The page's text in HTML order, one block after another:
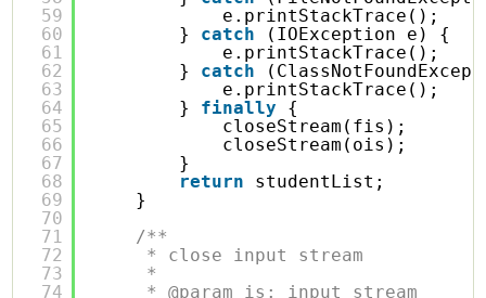
59
60
61
62
63
64
65
66
67
68
69
70
71
72
73
74
e.printStackTrace();
} catch
(IOException e) {
e.printStackTrace();
} catch
e.printStackTrace();
} finally
{
closeStream(fis);
closeStream(ois);
}
return
studentList;
}
/**
* close input stream
*
* @param is: input stream